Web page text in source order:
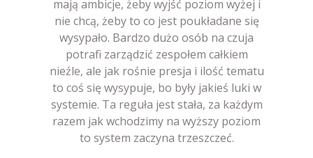
mają ambicje, żeby wyjść poziom wyżej i
nie chcą, żeby to co jest poukładane się
wysypało. Bardzo dużo osób na czuja
potrafi zarządzić zespołem całkiem
nieźle, ale jak rośnie presja i ilość tematu
to coś się wysypuje, bo były jakieś luki w
systemie. Ta reguła jest stała, za każdym
razem jak wchodzimy na wyższy poziom
to system zaczyna trzeszczeć.